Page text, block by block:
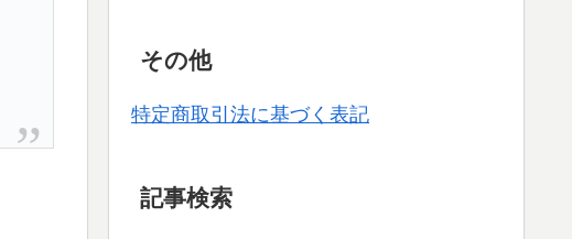
その他
特定商取引法に基づく表記
記事検索